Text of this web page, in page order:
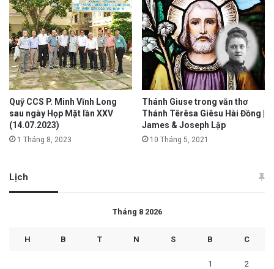
Quỹ CCS P. Minh Vĩnh Long
sau ngày Họp Mặt lần XXV
(14.07.2023)
1 Tháng 8, 2023
Thánh Giuse trong văn thơ
Thánh Têrêsa Giêsu Hài Đồng |
James & Joseph Lập
10 Tháng 5, 2021
Lịch
Tháng 8 2026
H B T N S B C
1 2